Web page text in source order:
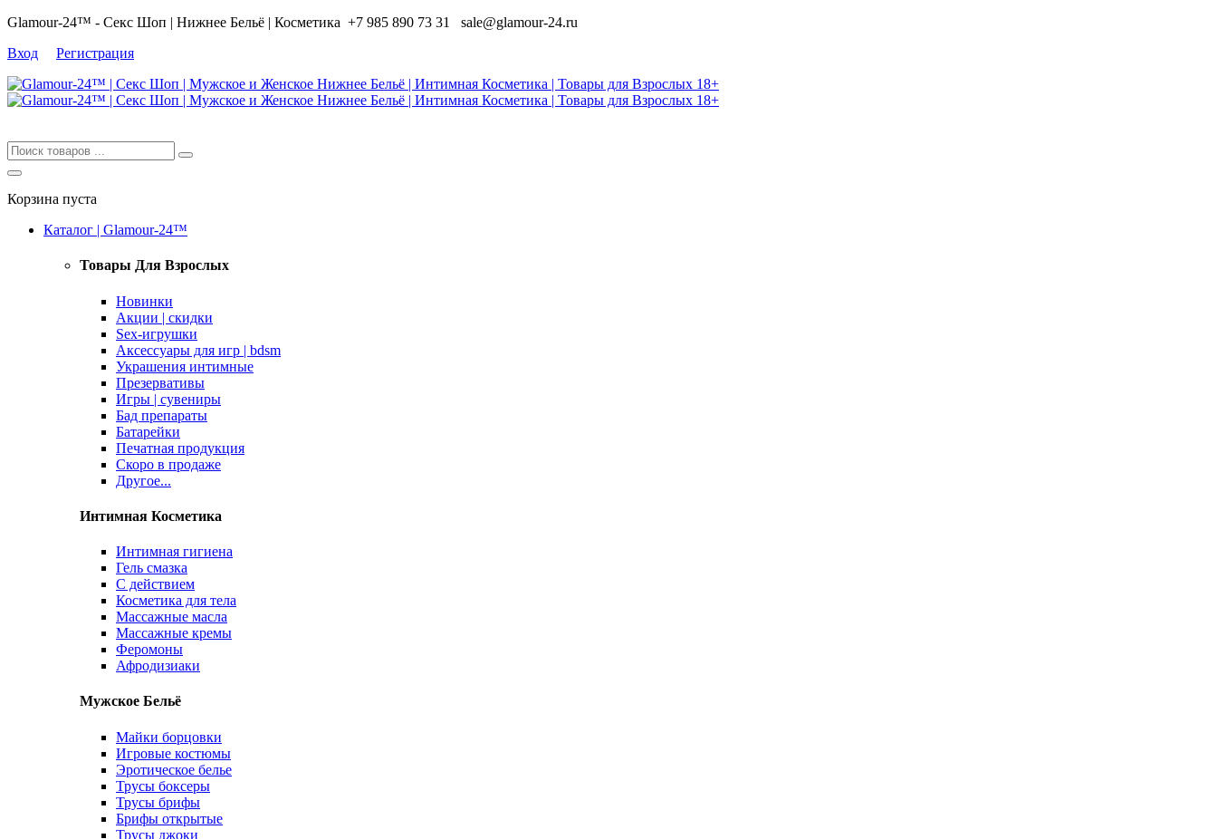
Glamour-24™ - Секс Шоп | Нижнее Бельё | Косметика +7 985 890 73 31 sale@glamour-24.ru
Вход
Регистрация
Корзина пуста
Каталог | Glamour-24™
Товары Для Взрослых
Новинки
Акции | скидки
Sex-игрушки
Аксессуары для игр | bdsm
Украшения интимные
Презервативы
Игры | сувениры
Бад препараты
Батарейки
Печатная продукция
Скоро в продаже
Другое...
Интимная Косметика
Интимная гигиена
Гель смазка
С действием
Косметика для тела
Массажные масла
Массажные кремы
Феромоны
Афродизиаки
Мужское Бельё
Майки борцовки
Игровые костюмы
Эротическое белье
Трусы боксеры
Трусы брифы
Брифы открытые
Трусы джоки